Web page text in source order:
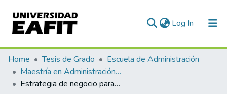
Log In (current)
Communities & Collections
All of DSpace
Home Tesis de Grado
Escuela de Administración
Maestría en Administración - MBA (tesis)
Estrategia de negocio para incrementar la oferta de materiales aprovechables, tales como polipropileno y polietileno, con los recicladores de oficio en Cartagena